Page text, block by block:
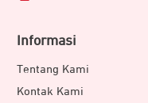
Informasi
Tentang Kami
Kontak Kami